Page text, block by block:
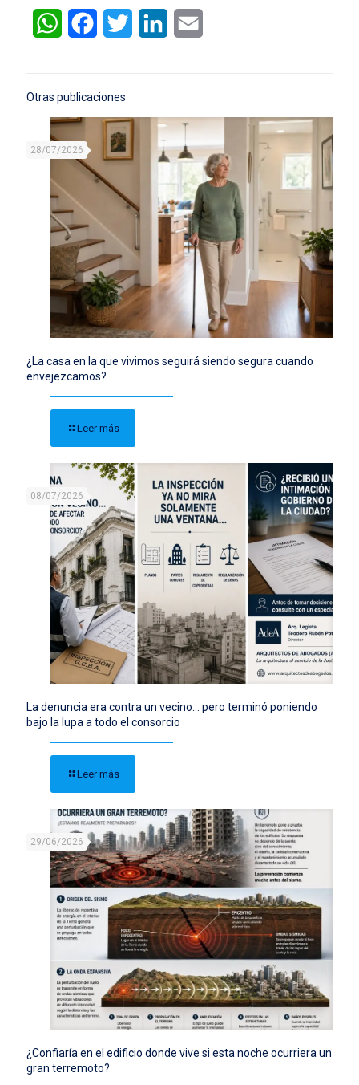
WhatsAppFacebookTwitter LinkedIn
Otras publicaciones
28/07/2026
¿La casa en la que vivimos seguirá siendo segura cuando
envejezcamos?
Leer más
08/07/2026
La denuncia era contra un vecino… pero terminó poniendo
bajo la lupa a todo el consorcio
Leer más
29/06/2026
¿Confiaría en el edificio donde vive si esta noche ocurriera un
gran terremoto?